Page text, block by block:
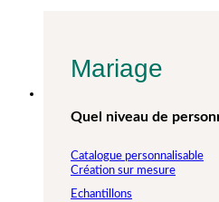
Mariage
Quel niveau de
Catalogue personnalisable
Création sur mesure
Echantillons